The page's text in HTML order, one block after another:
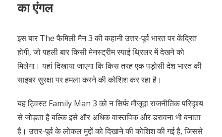
का एंगल
इस बार The फैमिली मैन 3 की कहानी उत्तर-पूर्व भारत पर केंद्रित
होगी, जो पहली बार किसी मेनस्ट्रीम स्पाई थ्रिलर में देखने को
मिलेगा। यहां दिखाया जाएगा कि किस तरह एक पड़ोसी देश भारत की
साइबर सुरक्षा पर हमला करने की कोशिश कर रहा है।
यह ट्विस्ट Family Man 3 को न सिर्फ मौजूदा राजनीतिक परिदृश्य
से जोड़ता है बल्कि इसे और अधिक वास्तविक और डरावना भी बनाता
है। उत्तर-पूर्व के लोकल मुद्दों को दिखाने की कोशिश की गई है, जिससे